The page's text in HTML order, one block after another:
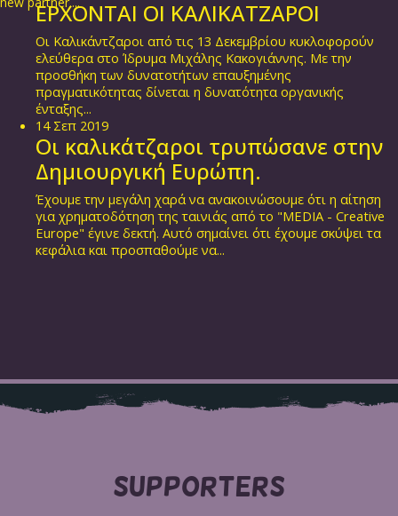
ΕΡΧΟΝΤΑΙ ΟΙ ΚΑΛΙΚΑΤΖΑΡΟΙ
Οι Καλικάντζαροι από τις 13 Δεκεμβρίου κυκλοφορούν
ελεύθερα στο Ίδρυμα Μιχάλης Κακογιάννης. Με την
προσθήκη των δυνατοτήτων επαυξημένης
πραγματικότητας δίνεται η δυνατότητα οργανικής
ένταξης...
14 Σεπ 2019
Οι καλικάτζαροι τρυπώσανε στην
Δημιουργική Ευρώπη.
Έχουμε την μεγάλη χαρά να ανακοινώσουμε ότι η αίτηση
για χρηματοδότηση της ταινιάς από το "MEDIA - Creative
Europe" έγινε δεκτή. Αυτό σημαίνει ότι έχουμε σκύψει τα
κεφάλια και προσπαθούμε να...
SUPPORTERS